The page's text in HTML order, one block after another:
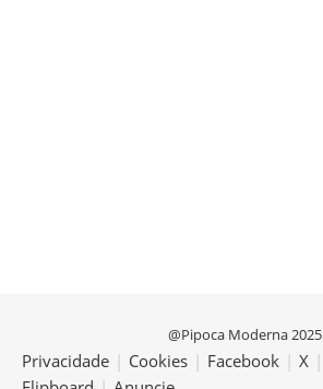
@Pipoca Moderna 2025
Privacidade | Cookies | Facebook | X |